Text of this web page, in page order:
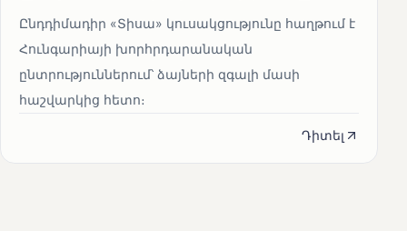
Ընդդիմադիր «Տիսա» կուսակցությունը հաղթում է
Հունգարիայի խորհրդարանական
ընտրություններում՝ ձայների զգալի մասի
հաշվարկից հետո։
Դիտել